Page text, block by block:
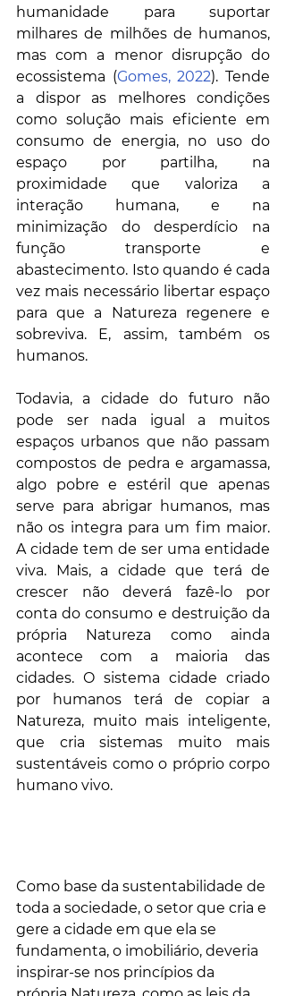
humanidade para suportar
milhares de milhões de humanos,
mas com a menor disrupção do
ecossistema (Gomes, 2022). Tende
a dispor as melhores condições
como solução mais eficiente em
consumo de energia, no uso do
espaço por partilha, na
proximidade que valoriza a
interação humana, e na
minimização do desperdício na
função transporte e
abastecimento. Isto quando é cada
vez mais necessário libertar espaço
para que a Natureza regenere e
sobreviva. E, assim, também os
humanos.
Todavia, a cidade do futuro não
pode ser nada igual a muitos
espaços urbanos que não passam
compostos de pedra e argamassa,
algo pobre e estéril que apenas
serve para abrigar humanos, mas
não os integra para um fim maior.
A cidade tem de ser uma entidade
viva. Mais, a cidade que terá de
crescer não deverá fazê-lo por
conta do consumo e destruição da
própria Natureza como ainda
acontece com a maioria das
cidades. O sistema cidade criado
por humanos terá de copiar a
Natureza, muito mais inteligente,
que cria sistemas muito mais
sustentáveis como o próprio corpo
humano vivo.
Como base da sustentabilidade de
toda a sociedade, o setor que cria e
gere a cidade em que ela se
fundamenta, o imobiliário, deveria
inspirar-se nos princípios da